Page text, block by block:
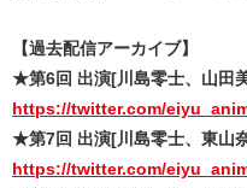
【過去配信アーカイブ】
★第6回 出演[川島零士、山田
https://twitter.com/
★第7回 出演[川島零士、東山
https://twitter.com/